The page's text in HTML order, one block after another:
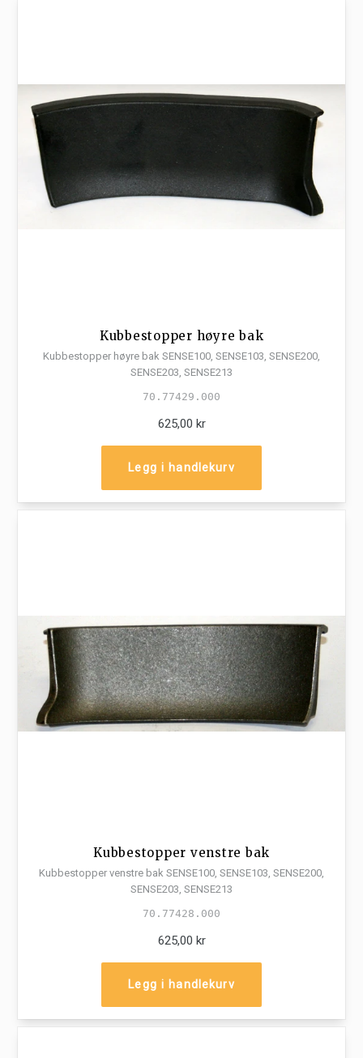
Kubbestopper høyre bak
Kubbestopper høyre bak SENSE100, SENSE103, SENSE200,
SENSE203, SENSE213
70.77429.000
625,00 kr
Legg i handlekurv
Kubbestopper venstre bak
Kubbestopper venstre bak SENSE100, SENSE103, SENSE200,
SENSE203, SENSE213
70.77428.000
625,00 kr
Legg i handlekurv